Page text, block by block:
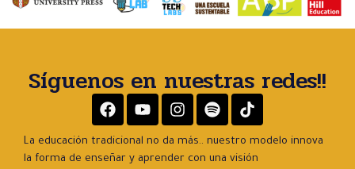
Síguenos en nuestras redes!!
La educación tradicional no da más.. nuestro modelo innova
la forma de enseñar y aprender con una visión